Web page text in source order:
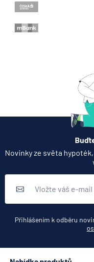
Novinky ze světa
Přihlášením k odběru